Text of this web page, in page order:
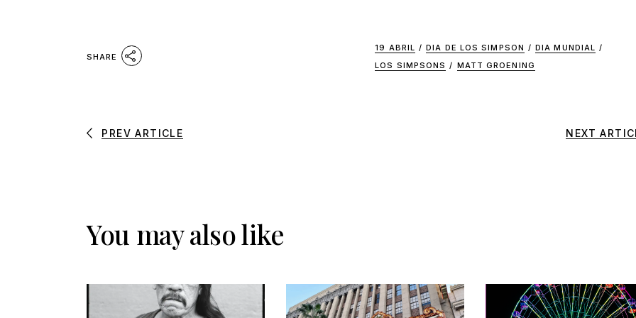
SHARE
19 ABRIL / DIA DE LOS SIMPSON / DIA MUNDIAL /
LOS SIMPSONS / MATT GROENING
PREV ARTICLE NEXT
You may also like